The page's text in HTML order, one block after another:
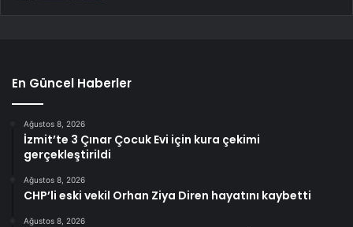
En Güncel Haberler
Ağustos 8, 2026
İzmit’te 3 Çınar Çocuk Evi için kura çekimi
gerçekleştirildi
Ağustos 8, 2026
CHP’li eski vekil Orhan Ziya Diren hayatını kaybetti
Ağustos 8, 2026